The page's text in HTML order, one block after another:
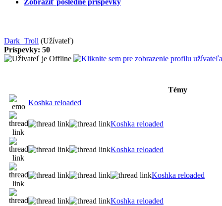
Zobraziť posledné príspevky
Dark_Troll (Užívateľ)
Príspevky: 50
Témy
Koshka reloaded
Koshka reloaded
Koshka reloaded
Koshka reloaded
Koshka reloaded